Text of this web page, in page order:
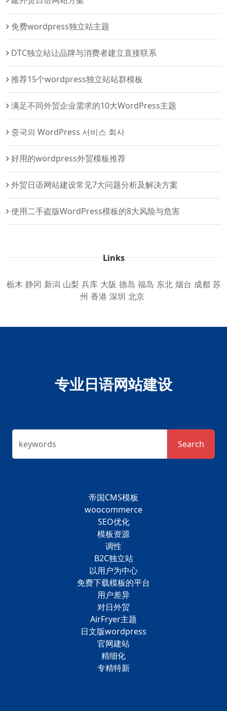
免费wordpress独立站主题
DTC独立站让品牌与消费者建立直接联系
推荐15个wordpress独立站站群模板
满足不同外贸企业需求的10大WordPress主题
중국의 WordPress 서비스 회사
好用的wordpress外贸模板推荐
外贸日语网站建设常见7大问题分析及解决方案
使用二手盗版WordPress模板的8大风险与危害
Links
栃木 静冈 新潟 山梨 兵库 大阪 德岛 福岛 东北 烟台 成都 苏
州 香港 深圳 北京
专业日语网站建设
keywords Search
帝国CMS模板
woocommerce
SEO优化
模板资源
调性
B2C独立站
以用户为中心
免费下载模板的平台
用户差异
对日外贸
AirFryer主题
日文版wordpress
官网建站
精细化
专精特新